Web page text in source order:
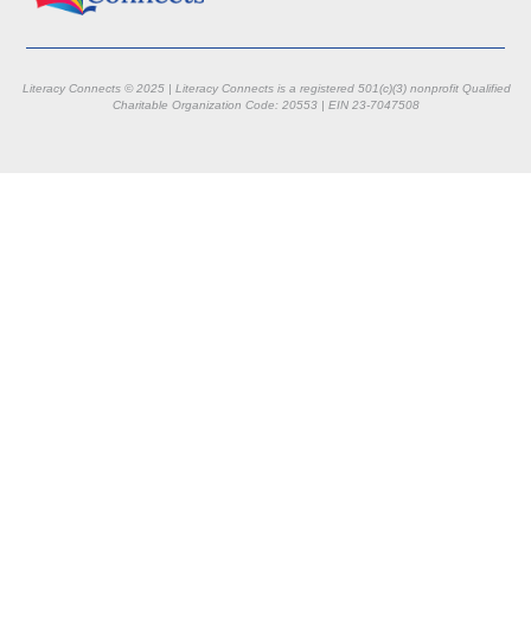
Literacy Connects © 2025 | Literacy Connects is a registered 501(c)(3) nonprofit Qualified
Charitable Organization Code: 20553 | EIN 23-7047508